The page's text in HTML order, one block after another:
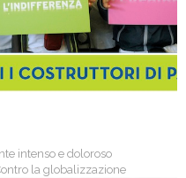
intenso e doloroso
la globalizzazione